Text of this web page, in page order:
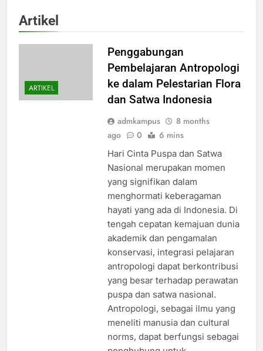
Artikel
ARTIKEL
Penggabungan
Pembelajaran Antropologi
ke dalam Pelestarian Flora
dan Satwa Indonesia
admkampus
8 months
ago
0 6 mins
Hari Cinta Puspa dan Satwa
Nasional merupakan momen
yang signifikan dalam
menghormati keberagaman
hayati yang ada di Indonesia. Di
tengah cepatan kemajuan dunia
akademik dan pengamalan
konservasi, integrasi pelajaran
antropologi dapat berkontribusi
yang besar terhadap perawatan
puspa dan satwa nasional.
Antropologi, sebagai ilmu yang
meneliti manusia dan cultural
norms, dapat berfungsi sebagai